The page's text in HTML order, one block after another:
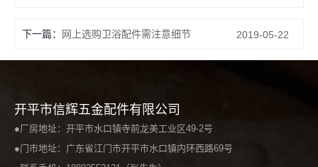
下一篇： 网上选购卫浴配件需注意细节 2019-05-22
开平市信辉五金配件有限公司
●厂房地址：开平市水口镇寺前龙美工业区49-2号
●门市地址：广东省江门市开平市水口镇内环西路69号